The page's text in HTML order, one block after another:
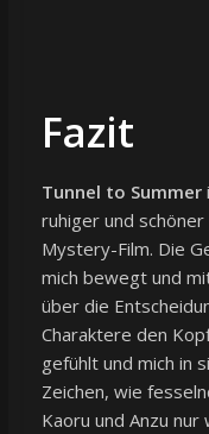
Fazit
Tunnel to Summer
ruhiger und
Mystery-Film. Die
mich bewegt und
über die
Charaktere den
gefühlt und mich in
Zeichen, wie
Kaoru und Anzu